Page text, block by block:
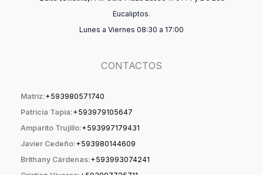
Eucaliptos.
Lunes a Viernes 08:30 a 17:00
CONTACTOS
Matriz:+593980571740
Patricia Tapia:+593979105647
Amparito Trujillo:+593997179431
Javier Cedeño:+593980144609
Brithany Cárdenas:+593993074241